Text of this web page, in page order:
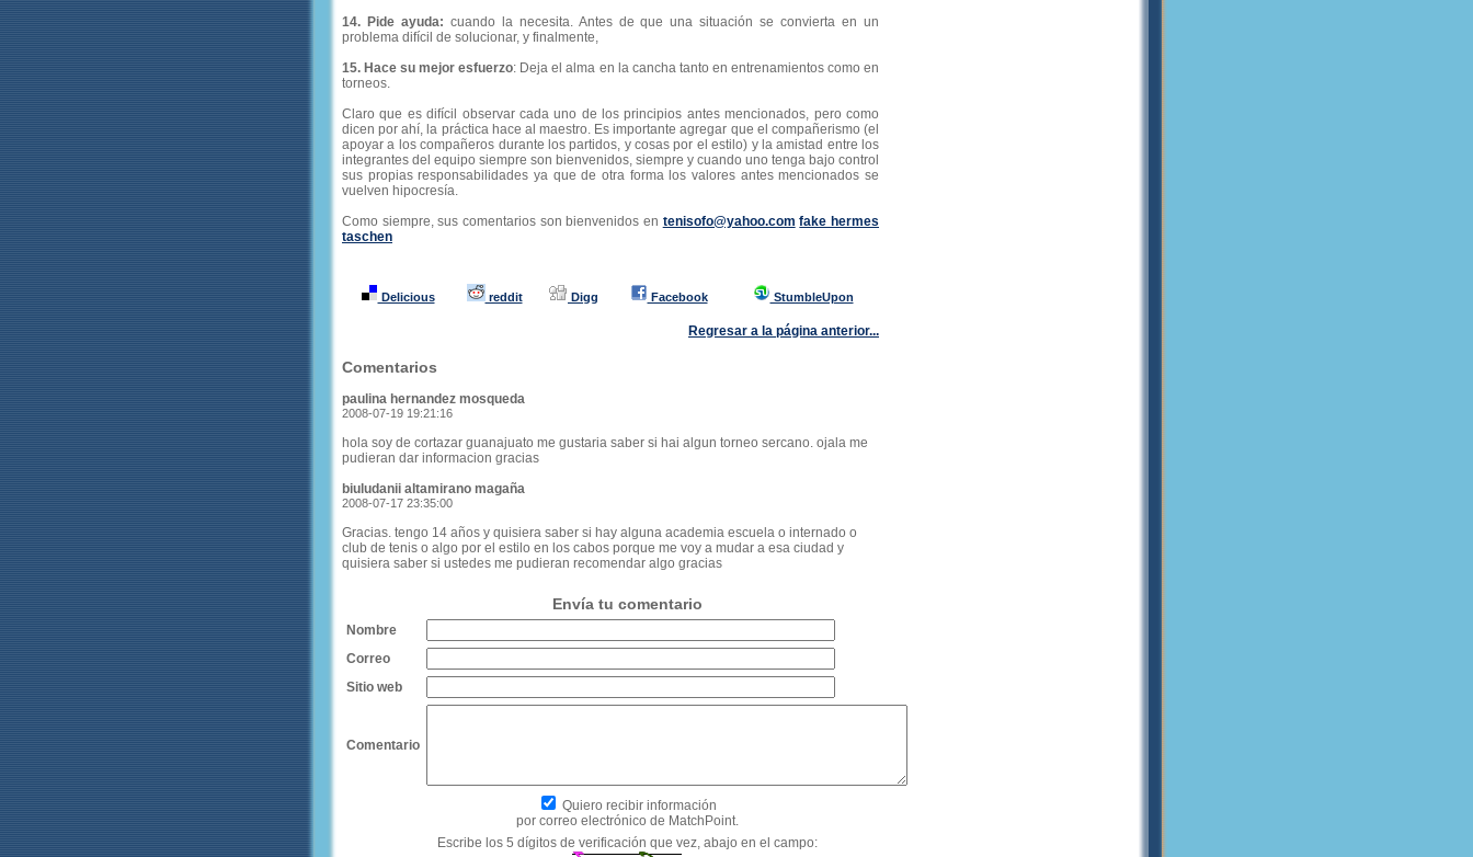
14. Pide ayuda: cuando la necesita. Antes de que una situación se convierta en un
problema difícil de solucionar, y finalmente,
15. Hace su mejor esfuerzo: Deja el alma en la cancha tanto en entrenamientos como en
torneos.
Claro que es difícil observar cada uno de los principios antes mencionados, pero como
dicen por ahí, la práctica hace al maestro. Es importante agregar que el compañerismo (el
apoyar a los compañeros durante los partidos, y cosas por el estilo) y la amistad entre los
integrantes del equipo siempre son bienvenidos, siempre y cuando uno tenga bajo control
sus propias responsabilidades ya que de otra forma los valores antes mencionados se
vuelven hipocresía.
Como siempre, sus comentarios son bienvenidos en tenisofo@yahoo.com fake hermes
taschen
Delicious reddit Digg Facebook StumbleUpon
Regresar a la página anterior...
Comentarios
paulina hernandez mosqueda
2008-07-19 19:21:16
hola soy de cortazar guanajuato me gustaria saber si hai algun torneo sercano. ojala me
pudieran dar informacion gracias
biuludanii altamirano magaña
2008-07-17 23:35:00
Gracias. tengo 14 años y quisiera saber si hay alguna academia escuela o internado o
club de tenis o algo por el estilo en los cabos porque me voy a mudar a esa ciudad y
quisiera saber si ustedes me pudieran recomendar algo gracias
Envía tu comentario
Nombre
Correo
Sitio web
Comentario
Quiero recibir información
por correo electrónico de MatchPoint.
Escribe los 5 dígitos de verificación que vez, abajo en el campo: